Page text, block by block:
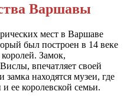
Варшавы
мест в Варшаве
был построен в 14 веке
Замок,
впечатляет своей
находятся музеи, где
ее королевской семьи.